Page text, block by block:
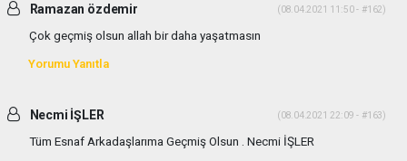
Ramazan özdemir (08.04.2021 11:50 - #162)
Çok geçmiş olsun allah bir daha yaşatmasın
Yorumu Yanıtla
Necmi İŞLER (08.04.2021 22:09 - #163)
Tüm Esnaf Arkadaşlarıma Geçmiş Olsun . Necmi İŞLER